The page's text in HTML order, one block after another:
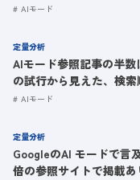
AIモード
定量分析
AIモード参照記事の半
の試行から見えた、検
AIモード
定量分析
GoogleのAI モードで言
倍の参照サイトで掲載あ